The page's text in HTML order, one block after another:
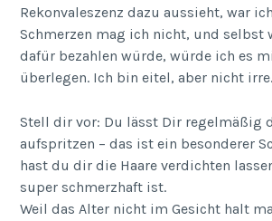
Rekonvaleszenz dazu aussieht, war
Schmerzen mag ich nicht, und selbst
dafür bezahlen würde, würde ich es
überlegen. Ich bin eitel, aber nicht irre.
Stell dir vor: Du lässt Dir regelmäßig
aufspritzen – das ist ein besonderer
hast du dir die Haare verdichten
super schmerzhaft ist.
Weil das Alter nicht im Gesicht halt